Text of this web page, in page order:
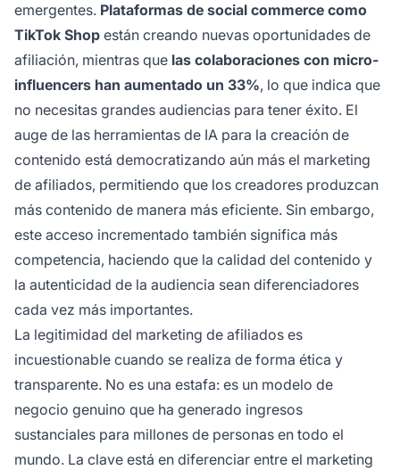
emergentes. Plataformas de social commerce como
TikTok Shop están creando nuevas oportunidades de
afiliación, mientras que las colaboraciones con micro-
influencers han aumentado un 33%, lo que indica que
no necesitas grandes audiencias para tener éxito. El
auge de las herramientas de IA para la creación de
contenido está democratizando aún más el marketing
de afiliados, permitiendo que los creadores produzcan
más contenido de manera más eficiente. Sin embargo,
este acceso incrementado también significa más
competencia, haciendo que la calidad del contenido y
la autenticidad de la audiencia sean diferenciadores
cada vez más importantes.
La legitimidad del marketing de afiliados es
incuestionable cuando se realiza de forma ética y
transparente. No es una estafa: es un modelo de
negocio genuino que ha generado ingresos
sustanciales para millones de personas en todo el
mundo. La clave está en diferenciar entre el marketing